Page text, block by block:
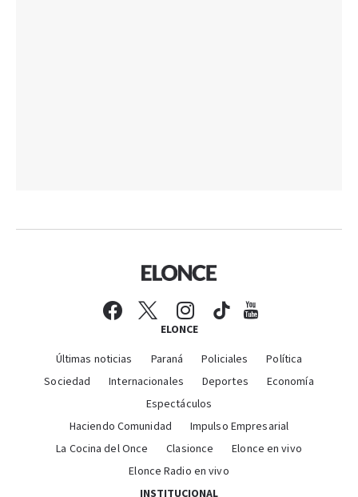
ELONCE
Últimas noticias Paraná Policiales
Política
Sociedad
Internacionales Deportes
Economía
Espectáculos
Haciendo Comunidad
Impulso Empresarial
La Cocina del Once
Clasionce
Elonce en vivo
Elonce Radio en vivo
INSTITUCIONAL